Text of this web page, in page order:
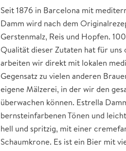
Seit 1876 in Barcelona mit
Damm wird nach dem
Gerstenmalz, Reis und Hopfen.
Qualität dieser Zutaten hat für
arbeiten wir direkt mit lokalen
Gegensatz zu vielen anderen
eigene Mälzerei, in der wir den
überwachen können. Estrella
bernsteinfarbenen Tönen und
hell und spritzig, mit einer
Schaumkrone. Es ist ein Bier mit